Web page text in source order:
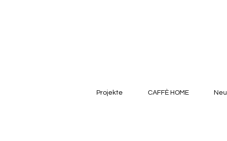
Projekte CAFFÈ HOME